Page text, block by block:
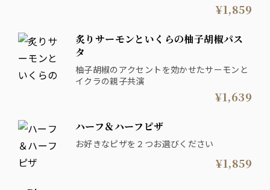
¥1,859
炙りサーモンといくらの柚子胡椒パス
タ
柚子胡椒のアクセントを効かせたサーモンと
イクラの親子共演
¥1,639
ハーフ＆ハーフピザ
お好きなピザを２つお選びください
¥1,859